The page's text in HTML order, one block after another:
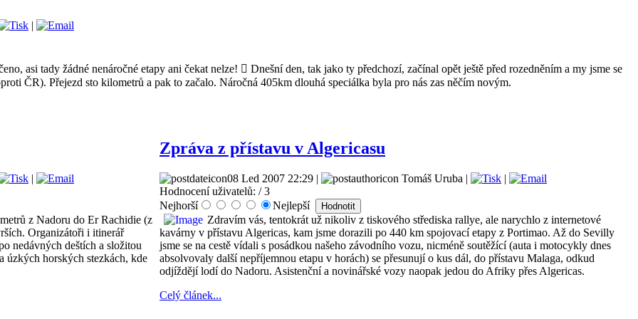
|
asi tady žádné nenáročné etapy ani čekat nelze!  Dnešní den, tak jako ty předchozí, začínal opět ještě před rozedněním a my jsme se
ČR). Přejezd sto kilometrů a pak to začalo. Náročná 405km dlouhá speciálka byla pro nás zas něčím novým.
|
z Nadoru do Er Rachidie (z
Organizátoři i itinerář
nedávných deštích a složitou
úzkých horských stezkách, kde
Zpráva z přístavu v Algericasu
08 Led 2007 22:29 | Tomáš Uruba |
|
Hodnocení uživatelů: / 3
Nejhorší
Nejlepší
Zdravím vás, tentokrát už nikoliv z tiskového střediska rallye, ale narychlo z internetové
kavárny v přístavu Algericas, kam jsme dorazili po 440 km spojovací etapy z Portimao. Až do Sevilly
jsme se na cestě vídali s posádkou našeho závodního vozu, nicméně soutěžící (auta i motocykly dnes
absolvovaly další nepříjemnou etapu v horách) se přesunují o kus dál, do přístavu Malaga, odkud
odjíždějí lodí do Nadoru. Asistenční a novinářské vozy naopak jedou do Afriky přes Algericas.
Celý článek...